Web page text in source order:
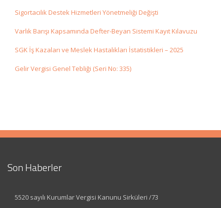
Sigortacılık Destek Hizmetleri Yönetmeliği Değişti
Varlık Barışı Kapsamında Defter-Beyan Sistemi Kayıt Kılavuzu
SGK İş Kazaları ve Meslek Hastalıkları İstatistikleri – 2025
Gelir Vergisi Genel Tebliği (Seri No: 335)
Son Haberler
5520 sayılı Kurumlar Vergisi Kanunu Sirküleri /73